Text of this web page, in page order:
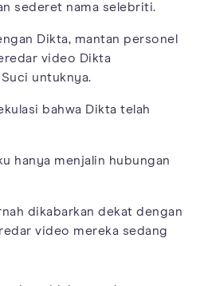
sederet nama selebriti.
Dikta, mantan personel
video Dikta
untuknya.
bahwa Dikta telah
hanya menjalin hubungan
dikabarkan dekat dengan
video mereka sedang